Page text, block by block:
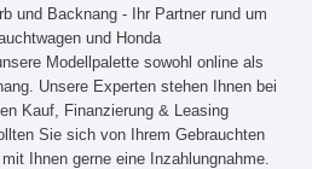
und Backnang - Ihr Partner rund um
und Honda
Modellpalette sowohl online als
Unsere Experten stehen Ihnen bei
Kauf, Finanzierung & Leasing
Sie sich von Ihrem Gebrauchten
Ihnen gerne eine Inzahlungnahme.